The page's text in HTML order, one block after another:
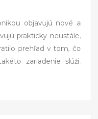
objavujú nové a
prakticky neustále,
prehľad v tom, čo
zariadenie slúži.